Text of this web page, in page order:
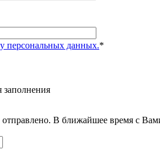
персональных данных.*
заполнения
В ближайшее время с